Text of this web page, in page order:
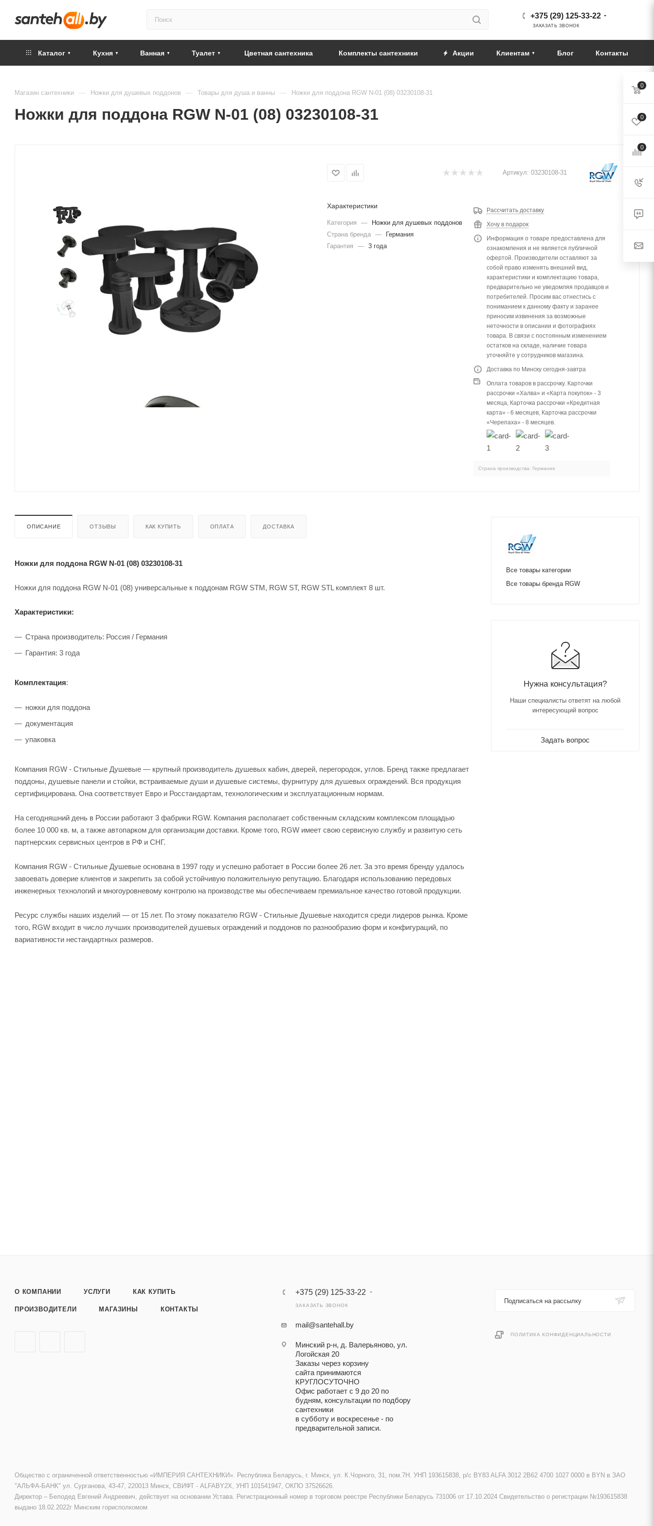
+375 (29) 125-33-22
ЗАКАЗАТЬ ЗВОНОК
Каталог Кухня Ванная Туалет Цветная сантехника Комплекты сантехники Акции Клиентам Блог Контакты
Магазин сантехники — Ножки для душевых поддонов — Товары для душа и ванны — Ножки для поддона RGW N-01 (08) 03230108-31
Ножки для поддона RGW N-01 (08) 03230108-31
Артикул: 03230108-31
Характеристики
Категория —
Ножки для душевых поддонов
Страна бренда —
Германия
Гарантия
— 3 года
Рассчитать доставку
Хочу в подарок
Информация о товаре предоставлена для
ознакомления и не является публичной
офертой. Производители оставляют за
собой право изменять внешний вид,
характеристики и комплектацию товара,
предварительно не уведомляя продавцов и
потребителей. Просим вас отнестись с
пониманием к данному факту и заранее
приносим извинения за возможные
неточности в описании и фотографиях
товара. В связи с постоянным изменением
остатков на складе, наличие товара
уточняйте у сотрудников магазина.
Доставка по Минску сегодня-завтра
Оплата товаров в рассрочку. Карточки
рассрочки «Халва» и «Карта покупок» - 3
месяца, Карточка рассрочки «Кредитная
карта» - 6 месяцев, Карточка рассрочки
«Черепаха» - 8 месяцев.
Страна производства: Германия
ОПИСАНИЕ ОТЗЫВЫ КАК КУПИТЬ ОПЛАТА ДОСТАВКА
Ножки для поддона RGW N-01 (08) 03230108-31
Ножки для поддона RGW N-01 (08) универсальные к поддонам RGW STM, RGW ST, RGW STL комплект 8 шт.
Характеристики:
Страна производитель: Россия / Германия
Гарантия: 3 года
Комплектация:
ножки для поддона
документация
упаковка
Компания RGW - Стильные Душевые — крупный производитель душевых кабин, дверей, перегородок, углов. Бренд также предлагает
поддоны, душевые панели и стойки, встраиваемые души и душевые системы, фурнитуру для душевых ограждений. Вся продукция
сертифицирована. Она соответствует Евро и Росстандартам, технологическим и эксплуатационным нормам.
На сегодняшний день в России работают 3 фабрики RGW. Компания располагает собственным складским комплексом площадью
более 10 000 кв. м, а также автопарком для организации доставки. Кроме того, RGW имеет свою сервисную службу и развитую сеть
партнерских сервисных центров в РФ и СНГ.
Компания RGW - Стильные Душевые основана в 1997 году и успешно работает в России более 26 лет. За это время бренду удалось
завоевать доверие клиентов и закрепить за собой устойчивую положительную репутацию. Благодаря использованию передовых
инженерных технологий и многоуровневому контролю на производстве мы обеспечиваем премиальное качество готовой продукции.
Ресурс службы наших изделий — от 15 лет. По этому показателю RGW - Стильные Душевые находится среди лидеров рынка. Кроме
того, RGW входит в число лучших производителей душевых ограждений и поддонов по разнообразию форм и конфигураций, по
вариативности нестандартных размеров.
Все товары категории
Все товары бренда RGW
Нужна консультация?
Наши специалисты ответят на любой
интересующий вопрос
Задать вопрос
О КОМПАНИИ УСЛУГИ КАК КУПИТЬ
ПРОИЗВОДИТЕЛИ МАГАЗИНЫ КОНТАКТЫ
+375 (29) 125-33-22
ЗАКАЗАТЬ ЗВОНОК
mail@santehall.by
Минский р-н, д. Валерьяново, ул.
Логойская 20
Заказы через корзину
сайта принимаются
КРУГЛОСУТОЧНО
Офис работает с 9 до 20 по
будням, консультации по подбору
сантехники
в субботу и воскресенье - по
предварительной записи.
Подписаться на рассылку
ПОЛИТИКА КОНФИДЕНЦИАЛЬНОСТИ
Общество с ограниченной ответственностью «ИМПЕРИЯ САНТЕХНИКИ». Республика Беларусь, г. Минск, ул. К.Чорного, 31, пом.7Н. УНП 193615838, р/с BY83 ALFA 3012 2B62 4700 1027 0000 в BYN в ЗАО
"АЛЬФА-БАНК" ул. Сурганова, 43-47, 220013 Минск, СВИФТ - ALFABY2X, УНП 101541947, ОКПО 37526626.
Директор – Белодед Евгений Андреевич, действует на основании Устава. Регистрационный номер в торговом реестре Республики Беларусь 731006 от 17.10.2024 Свидетельство о регистрации №193615838
выдано 18.02.2022г Минским горисполкомом
0
0
0